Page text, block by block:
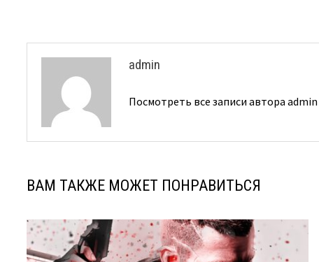
записям
admin
Посмотреть все записи автора
ВАМ ТАКЖЕ МОЖЕТ ПОНРАВИТЬСЯ